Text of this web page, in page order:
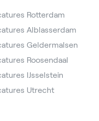
Rotterdam
Alblasserdam
Geldermalsen
Roosendaal
IJsselstein
Utrecht